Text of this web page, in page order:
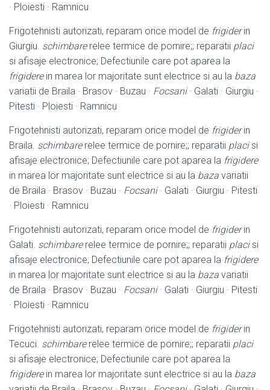
· Ploiesti · Ramnicu
Frigotehnisti autorizati, reparam orice model de frigiderin
Giurgiu. schimbarerelee termice de pornire;; reparatii placi
si afisaje electronice; Defectiunile care pot aparea la
frigiderein marea lor majoritate sunt electrice si au la baza
variatii de Braila · Brasov · Buzau · Focsani· Galati · Giurgiu ·
Pitesti · Ploiesti · Ramnicu
Frigotehnisti autorizati, reparam orice model de frigiderin
Braila. schimbarerelee termice de pornire;; reparatii placisi
afisaje electronice; Defectiunile care pot aparea la frigidere
in marea lor majoritate sunt electrice si au la baza variatii
de Braila · Brasov · Buzau · Focsani· Galati · Giurgiu · Pitesti
· Ploiesti · Ramnicu
Frigotehnisti autorizati, reparam orice model de frigiderin
Galati. schimbarerelee termice de pornire;; reparatii placisi
afisaje electronice; Defectiunile care pot aparea la frigidere
in marea lor majoritate sunt electrice si au la baza variatii
de Braila · Brasov · Buzau · Focsani· Galati · Giurgiu · Pitesti
· Ploiesti · Ramnicu
Frigotehnisti autorizati, reparam orice model de frigiderin
Tecuci. schimbarerelee termice de pornire;; reparatii placi
si afisaje electronice; Defectiunile care pot aparea la
frigiderein marea lor majoritate sunt electrice si au la baza